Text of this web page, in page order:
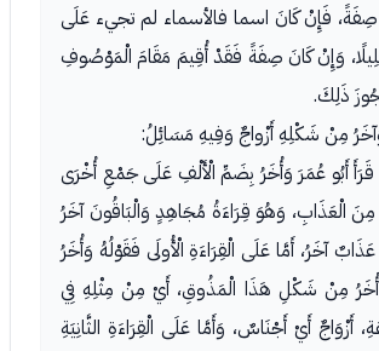
فَإِنْ كَانَ اسما فالأسماء لم تجيء عَلَى
وَإِنْ كَانَ صِفَةً فَقَدْ أُقِيمَ مَقَامَ الْمَوْصُوفِ
ذَلِكَ.
مِنْ شَكْلِهِ أَزْواجٌ وَفِيهِ مَسَائِلُ:
قَرَأَ أَبُو عُمَرَ وَأُخَرُ بِضَمِّ الْأَلْفِ عَلَى جَمْعِ أُخْرَى
الْعَذَابِ، وَهُوَ قِرَاءَةُ مُجَاهِدٍ وَالْبَاقُونَ آخَرُ
آخَرُ، أَمَّا عَلَى الْقِرَاءَةِ الْأُولَى فَقَوْلُهُ وَأُخَرُ
مِنْ شَكْلِ هَذَا الْمَذُوقِ، أَيْ مِنْ مِثْلِهِ فِي
أَزْوَاجٌ أَيْ أَجْنَاسٌ، وَأَمَّا عَلَى الْقِرَاءَةِ الثَّانِيَةِ